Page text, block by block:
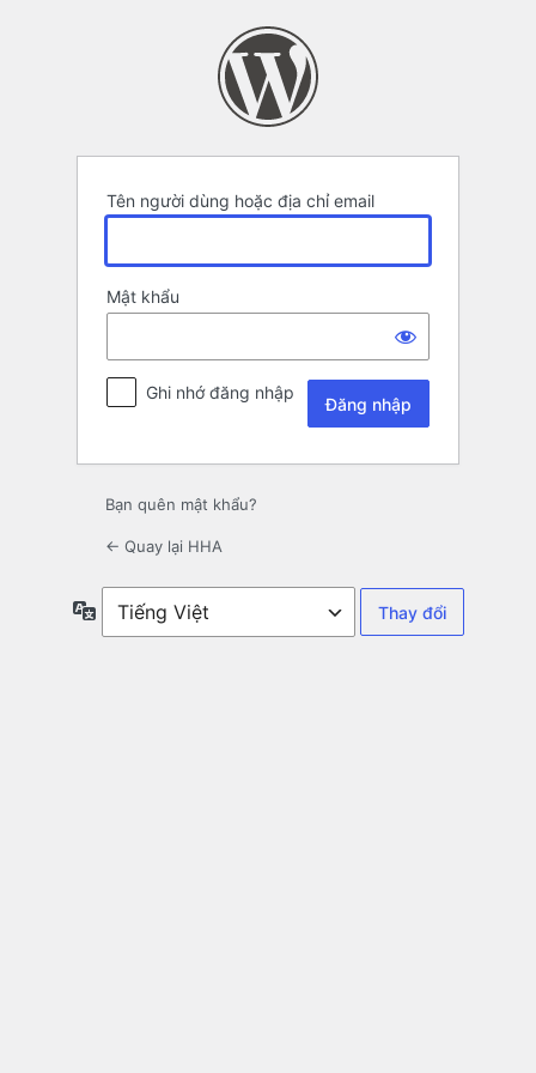
Tên người dùng hoặc địa chỉ email
Mật khẩu
Ghi nhớ đăng nhập
Bạn quên mật khẩu?
← Quay lại HHA
Ngôn
ngữ